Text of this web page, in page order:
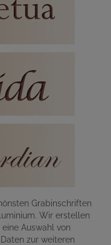
Grabinschriften
Wir erstellen
Auswahl von
zur weiteren